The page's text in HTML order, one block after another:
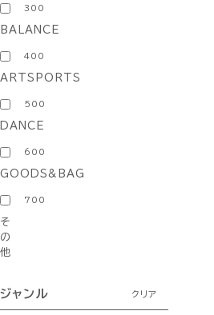
300
BALANCE
400
ARTSPORTS
500
DANCE
600
GOODS&BAG
700
そ
の
他
ジャンル クリア